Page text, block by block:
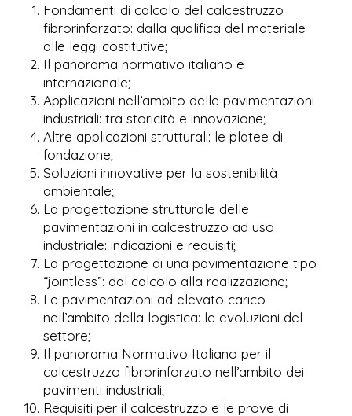
Fondamenti di calcolo del calcestruzzo
fibrorinforzato: dalla qualifica del materiale
alle leggi costitutive;
Il panorama normativo italiano e
internazionale;
Applicazioni nell’ambito delle pavimentazioni
industriali: tra storicità e innovazione;
Altre applicazioni strutturali: le platee di
fondazione;
Soluzioni innovative per la sostenibilità
ambientale;
La progettazione strutturale delle
pavimentazioni in calcestruzzo ad uso
industriale: indicazioni e requisiti;
La progettazione di una pavimentazione tipo
“jointless”: dal calcolo alla realizzazione;
Le pavimentazioni ad elevato carico
nell’ambito della logistica: le evoluzioni del
settore;
Il panorama Normativo Italiano per il
calcestruzzo fibrorinforzato nell’ambito dei
pavimenti industriali;
Requisiti per il calcestruzzo e le prove di